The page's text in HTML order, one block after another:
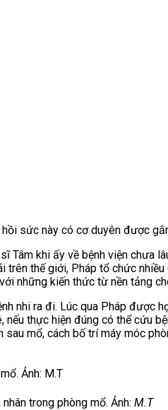
sức này có cơ duyên được
khi ấy về bệnh viện chưa
thế giới, Pháp tổ chức
những kiến thức từ nền tảng
nhi ra đi. Lúc qua Pháp được
thực hiện đúng có thể cứu
mổ, cách bố trí máy móc
trong phòng mổ. Ảnh: M.T